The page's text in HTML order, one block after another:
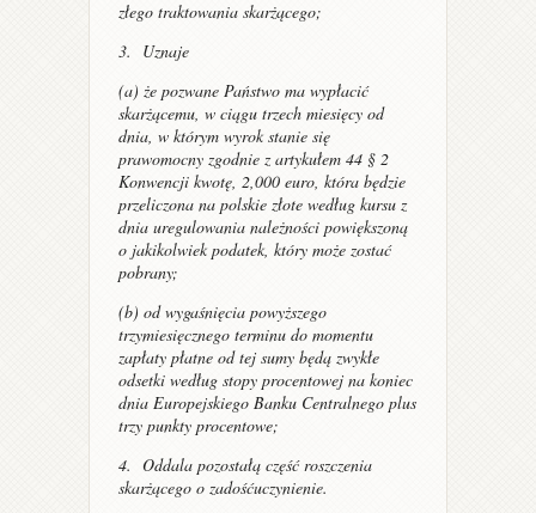
złego traktowania skarżącego;
3. Uznaje
(a) że pozwane Państwo ma wypłacić
skarżącemu, w ciągu trzech miesięcy od
dnia, w którym wyrok stanie się
prawomocny zgodnie z artykułem 44 § 2
Konwencji kwotę, 2,000 euro, która będzie
przeliczona na polskie złote według kursu z
dnia uregulowania należności powiększoną
o jakikolwiek podatek, który może zostać
pobrany;
(b) od wygaśnięcia powyższego
trzymiesięcznego terminu do momentu
zapłaty płatne od tej sumy będą zwykłe
odsetki według stopy procentowej na koniec
dnia Europejskiego Banku Centralnego plus
trzy punkty procentowe;
4. Oddala pozostałą część roszczenia
skarżącego o zadośćuczynienie.